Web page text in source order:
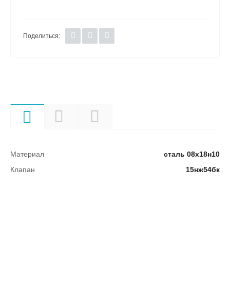
Поделиться:
Материал
сталь 08х18н10
Клапан
15нж54бк